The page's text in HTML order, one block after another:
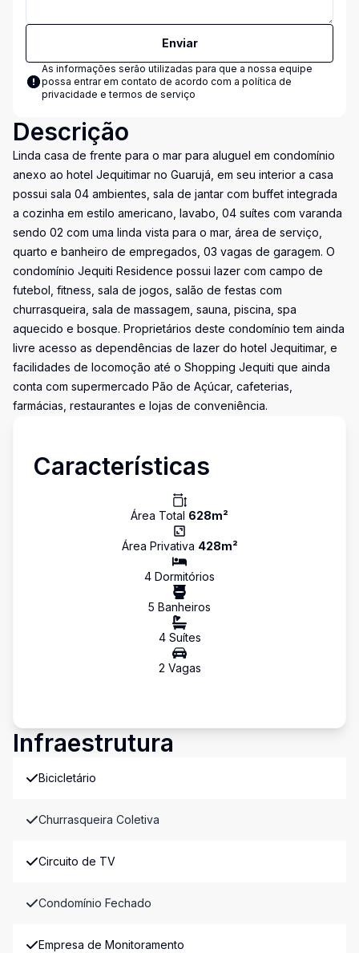
Enviar
As informações serão utilizadas para que a nossa equipe
possa entrar em contato de acordo com a política de
privacidade e termos de serviço
Descrição
Linda casa de frente para o mar para aluguel em condomínio
anexo ao hotel Jequitimar no Guarujá, em seu interior a casa
possui sala 04 ambientes, sala de jantar com buffet integrada
a cozinha em estilo americano, lavabo, 04 suítes com varanda
sendo 02 com uma linda vista para o mar, área de serviço,
quarto e banheiro de empregados, 03 vagas de garagem. O
condomínio Jequiti Residence possui lazer com campo de
futebol, fitness, sala de jogos, salão de festas com
churrasqueira, sala de massagem, sauna, piscina, spa
aquecido e bosque. Proprietários deste condomínio tem ainda
livre acesso as dependências de lazer do hotel Jequitimar, e
facilidades de locomoção até o Shopping Jequiti que ainda
conta com supermercado Pão de Açúcar, cafeterias,
farmácias, restaurantes e lojas de conveniência.
Características
Área Total 628m²
Área Privativa 428m²
4 Dormitórios
5 Banheiros
4Suítes
2 Vagas
Infraestrutura
Bicicletário
Churrasqueira Coletiva
Circuito de TV
Condomínio Fechado
Empresa de Monitoramento